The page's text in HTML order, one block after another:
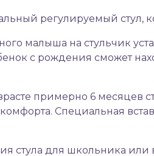
регулируемый стул,
малыша на стульчик
с рождения сможет
примерно 6 месяцев
Специальная
стула для школьника или